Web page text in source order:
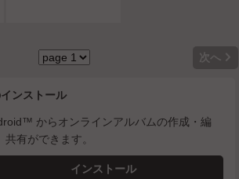
次へ 
ンストール
からオンラインアルバムの作成・編
共有ができます。
インストール